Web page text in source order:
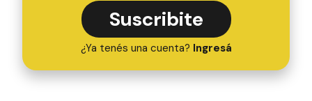
Suscribite
¿Ya tenés una cuenta? Ingresá